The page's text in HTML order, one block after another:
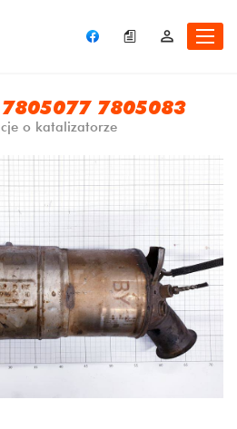
7805083
o katalizatorze